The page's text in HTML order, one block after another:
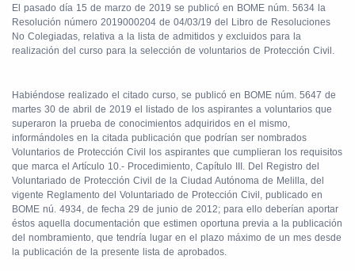
El pasado día 15 de marzo de 2019 se publicó en BOME núm. 5634 la
Resolución número 2019000204 de 04/03/19 del Libro de Resoluciones
No Colegiadas, relativa a la lista de admitidos y excluidos para la
realización del curso para la selección de voluntarios de Protección Civil.
Habiéndose realizado el citado curso, se publicó en BOME núm. 5647 de
martes 30 de abril de 2019 el listado de los aspirantes a voluntarios que
superaron la prueba de conocimientos adquiridos en el mismo,
informándoles en la citada publicación que podrían ser nombrados
Voluntarios de Protección Civil los aspirantes que cumplieran los requisitos
que marca el Artículo 10.- Procedimiento, Capítulo III. Del Registro del
Voluntariado de Protección Civil de la Ciudad Autónoma de Melilla, del
vigente Reglamento del Voluntariado de Protección Civil, publicado en
BOME nú. 4934, de fecha 29 de junio de 2012; para ello deberían aportar
éstos aquella documentación que estimen oportuna previa a la publicación
del nombramiento, que tendría lugar en el plazo máximo de un mes desde
la publicación de la presente lista de aprobados.